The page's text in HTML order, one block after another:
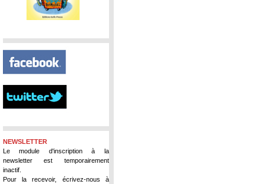
NEWSLETTER
Le module d'inscription à la
newsletter est temporairement
inactif.
Pour la recevoir, écrivez-nous à